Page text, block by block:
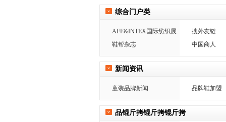
综合门户类
AFF&INTEX国际纺织展
搜外友链
鞋帮杂志
中国商人
新闻资讯
童装品牌新闻 品牌鞋加盟
品锟斤拷锟斤拷锟斤拷